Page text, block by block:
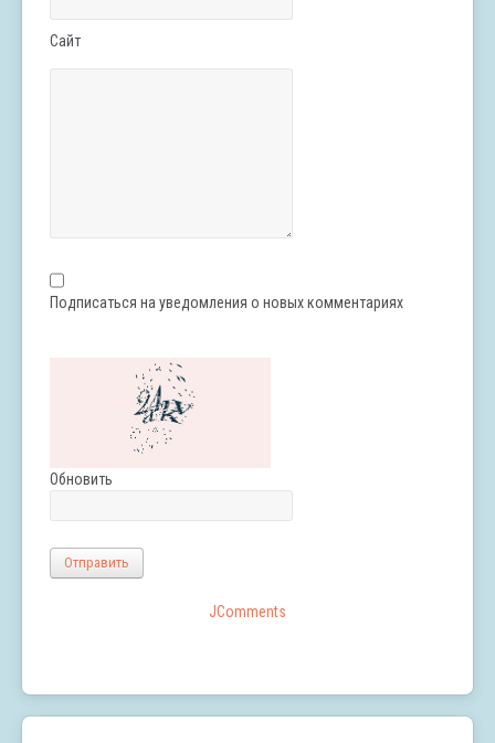
Сайт
Подписаться на уведомления о новых комментариях
Обновить
Отправить
JComments